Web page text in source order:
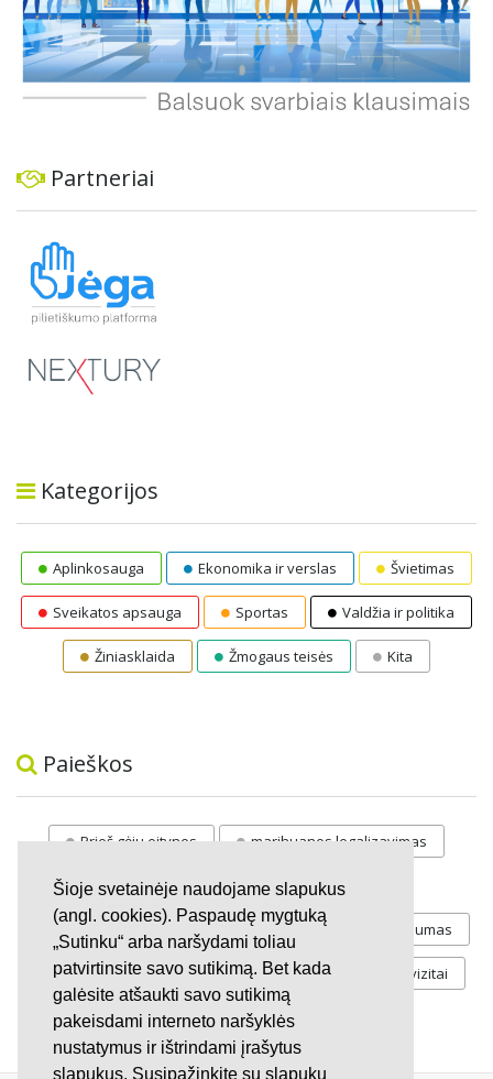
Šioje svetainėje naudojame slapukus
(angl. cookies). Paspaudę mygtuką
„Sutinku“ arba naršydami toliau
patvirtinsite savo sutikimą. Bet kada
galėsite atšaukti savo sutikimą
pakeisdami interneto naršyklės
nustatymus ir ištrindami įrašytus
slapukus. Susipažinkite su slapukų
Partneriai
Kategorijos
Aplinkosauga Ekonomika ir verslas Švietimas
Sveikatos apsauga Sportas Valdžia ir politika
Žiniasklaida Žmogaus teisės Kita
Paieškos
Prieš gėju eitynes marihuanos legalizavimas
STOP vaiku atemimas
Pilnos moksleivių vasaros atostogos referendumas
Keliu jaunystės Valandos Rekvizitai
Investicijos